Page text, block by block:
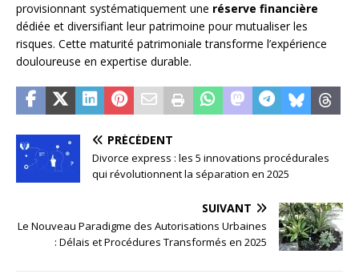
provisionnant systématiquement une réserve financière
dédiée et diversifiant leur patrimoine pour mutualiser les
risques. Cette maturité patrimoniale transforme l’expérience
douloureuse en expertise durable.
PRÉCÉDENT
Divorce express : les 5 innovations procédurales
qui révolutionnent la séparation en 2025
SUIVANT
Le Nouveau Paradigme des Autorisations Urbaines
: Délais et Procédures Transformés en 2025